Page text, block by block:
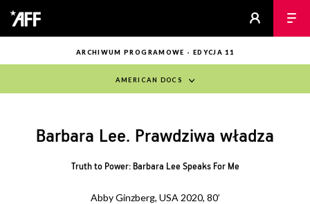
ARCHIWUM PROGRAMOWE - EDYCJA 11
AMERICAN DOCS
Barbara Lee. Prawdziwa władza
Truth to Power: Barbara Lee Speaks For Me
Abby Ginzberg, USA 2020, 80’